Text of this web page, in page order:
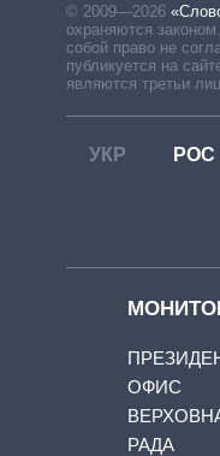
© 2009—2026
охраняются
собой право не
публикуется на
являются третьи
УКР РОС
ОФИС
РАДА